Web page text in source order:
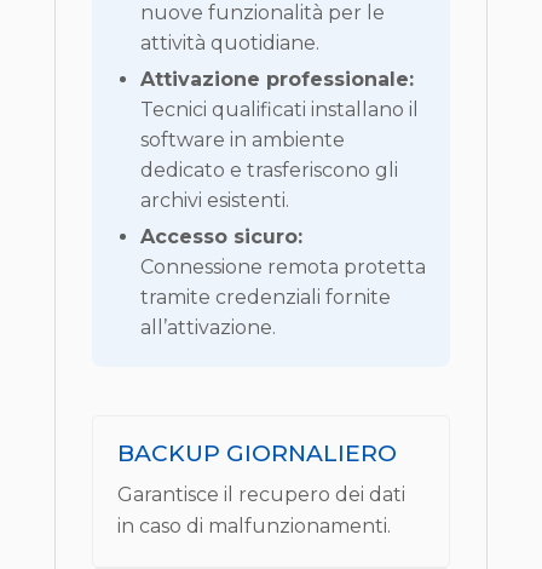
nuove funzionalità per le
attività quotidiane.
Attivazione professionale:
Tecnici qualificati installano il
software in ambiente
dedicato e trasferiscono gli
archivi esistenti.
Accesso sicuro:
Connessione remota protetta
tramite credenziali fornite
all’attivazione.
BACKUP GIORNALIERO
Garantisce il recupero dei dati
in caso di malfunzionamenti.